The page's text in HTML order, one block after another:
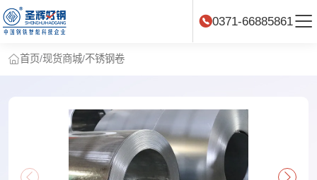
0371-66885861
首页/现货商城/不锈钢卷